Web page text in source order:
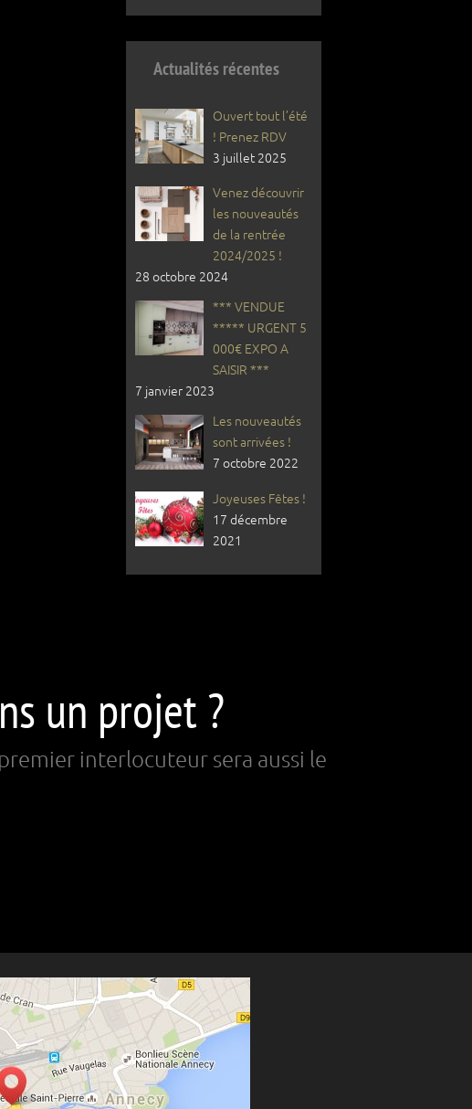
Actualités récentes
Ouvert tout l’été
! Prenez RDV
3 juillet 2025
Venez découvrir
les nouveautés
de la rentrée
2024/2025 !
28 octobre 2024
*** VENDUE
***** URGENT 5
000€ EXPO A
SAISIR ***
7 janvier 2023
Les nouveautés
sont arrivées !
7 octobre 2022
Joyeuses Fêtes !
17 décembre
2021
un projet ?
interlocuteur sera aussi le